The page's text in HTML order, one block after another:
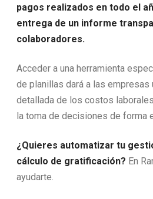
pagos realizados en todo el
entrega de un informe
colaboradores.
Acceder a una herramienta
de planillas dará a las empresas
detallada de los costos
la toma de decisiones de forma
¿Quieres automatizar tu
cálculo de gratificación? En
ayudarte.